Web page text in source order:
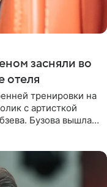
засняли во
отеля
тренировки на
с артисткой
Бузова вышла